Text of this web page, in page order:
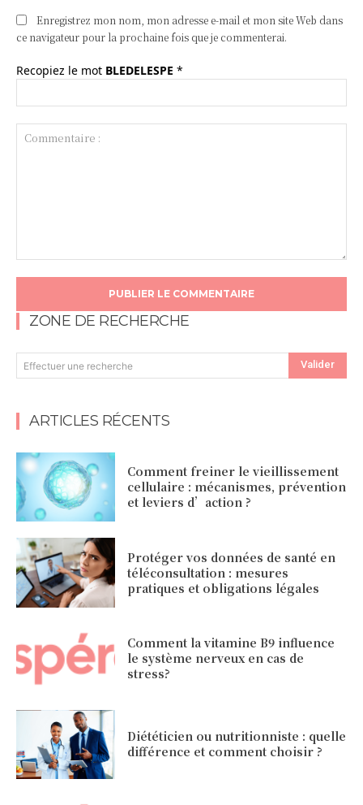
Enregistrez mon nom, mon adresse e-mail et mon site Web dans
ce navigateur pour la prochaine fois que je commenterai.
Recopiez le mot BLEDELESPE *
ZONE DE RECHERCHE
Effectuer une recherche Valider
ARTICLES RÉCENTS
Comment freiner le vieillissement
cellulaire : mécanismes, prévention
et leviers d’action ?
Protéger vos données de santé en
téléconsultation : mesures
pratiques et obligations légales
Comment la vitamine B9 influence
le système nerveux en cas de
stress?
Diététicien ou nutritionniste : quelle
différence et comment choisir ?